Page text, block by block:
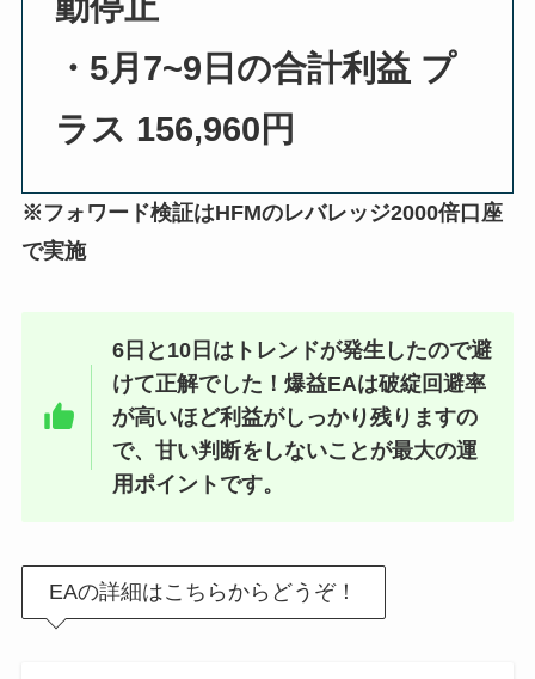
・5月7~9日の合計利益 プ
ラス 156,960円
※フォワード検証はHFMのレバレッジ2000倍口座
で実施
6日と10日はトレンドが発生したので避
けて正解でした！爆益EAは破綻回避率
が高いほど利益がしっかり残りますの
で、甘い判断をしないことが最大の運
用ポイントです。
EAの詳細はこちらからどうぞ！